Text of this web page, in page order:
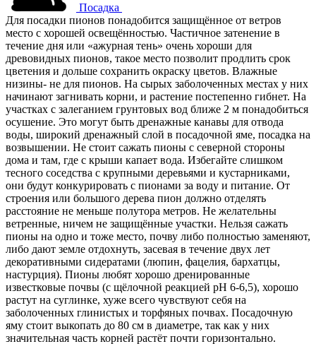
Посадка
Для посадки пионов понадобится защищённое от ветров
место с хорошей освещённостью. Частичное затенение в
течение дня или «ажурная тень» очень хороши для
древовидных пионов, такое место позволит продлить срок
цветения и дольше сохранить окраску цветов. Влажные
низины- не для пионов. На сырых заболоченных местах у них
начинают загнивать корни, и растение постепенно гибнет. На
участках с залеганием грунтовых вод ближе 2 м понадобиться
осушение. Это могут быть дренажные канавы для отвода
воды, широкий дренажный слой в посадочной яме, посадка на
возвышении. Не стоит сажать пионы с северной стороны
дома и там, где с крыши капает вода. Избегайте слишком
тесного соседства с крупными деревьями и кустарниками,
они будут конкурировать с пионами за воду и питание. От
строения или большого дерева пион должно отделять
расстояние не меньше полутора метров. Не желательны
ветренные, ничем не защищённые участки. Нельзя сажать
пионы на одно и тоже место, почву либо полностью заменяют,
либо дают земле отдохнуть, засевая в течение двух лет
декоративными сидератами (люпин, фацелия, бархатцы,
настурция). Пионы любят хорошо дренированные
известковые почвы (с щёлочной реакцией рН 6-6,5), хорошо
растут на суглинке, хуже всего чувствуют себя на
заболоченных глинистых и торфяных почвах. Посадочную
яму стоит выкопать до 80 см в диаметре, так как у них
значительная часть корней растёт почти горизонтально.